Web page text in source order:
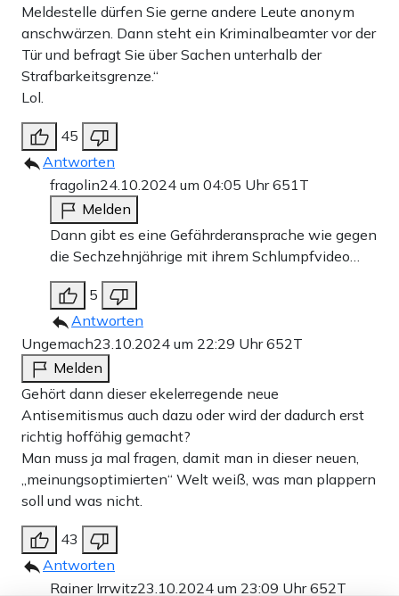
Meldestelle dürfen Sie gerne andere Leute anonym
anschwärzen. Dann steht ein Kriminalbeamter vor der
Tür und befragt Sie über Sachen unterhalb der
Strafbarkeitsgrenze.“
Lol.
45
Antworten
fragolin24.10.2024 um 04:05 Uhr651T
Melden
Dann gibt es eine Gefährderansprache wie gegen
die Sechzehnjährige mit ihrem Schlumpfvideo…
5
Antworten
Ungemach23.10.2024 um 22:29 Uhr652T
Melden
Gehört dann dieser ekelerregende neue
Antisemitismus auch dazu oder wird der dadurch erst
richtig hoffähig gemacht?
Man muss ja mal fragen, damit man in dieser neuen,
„meinungsoptimierten“ Welt weiß, was man plappern
soll und was nicht.
43
Antworten
Rainer Irrwitz23.10.2024 um 23:09 Uhr652T